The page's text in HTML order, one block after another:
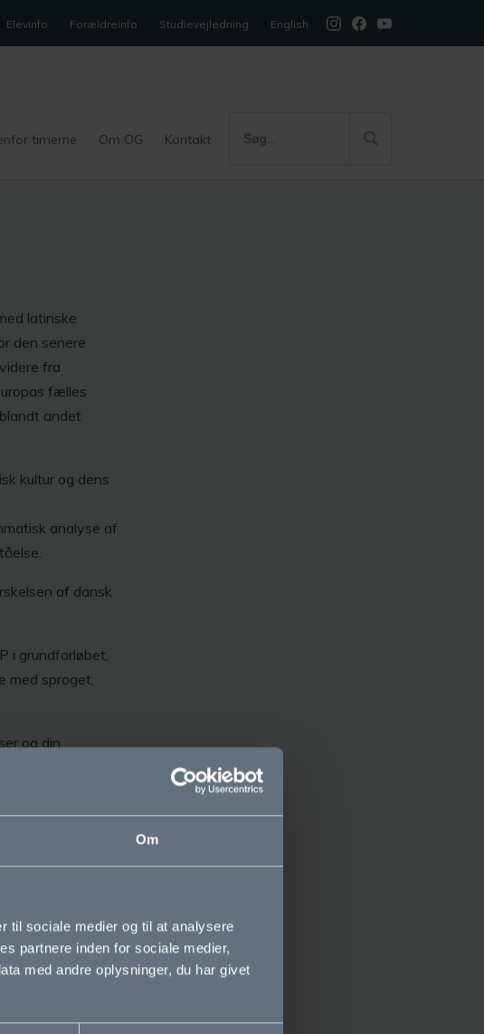
Om
til sociale medier og til at analysere
partnere inden for sociale medier,
med andre oplysninger, du har givet
Elevinfo Forældreinfo Studievejledning English
timerne Om OG Kontakt
latinske
den senere
fra
fælles
andet
kultur og dens
analyse af
af dansk
i grundforløbet,
med sproget,
og din